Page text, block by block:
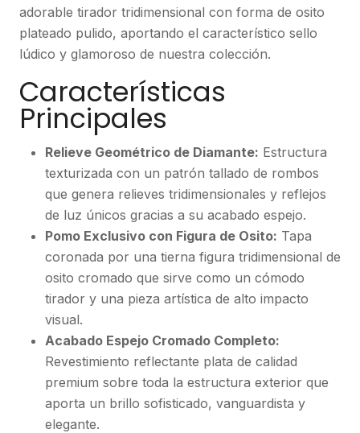
adorable tirador tridimensional con forma de osito
plateado pulido, aportando el característico sello
lúdico y glamoroso de nuestra colección.
Características
Principales
Relieve Geométrico de Diamante: Estructura
texturizada con un patrón tallado de rombos
que genera relieves tridimensionales y reflejos
de luz únicos gracias a su acabado espejo.
Pomo Exclusivo con Figura de Osito: Tapa
coronada por una tierna figura tridimensional de
osito cromado que sirve como un cómodo
tirador y una pieza artística de alto impacto
visual.
Acabado Espejo Cromado Completo:
Revestimiento reflectante plata de calidad
premium sobre toda la estructura exterior que
aporta un brillo sofisticado, vanguardista y
elegante.